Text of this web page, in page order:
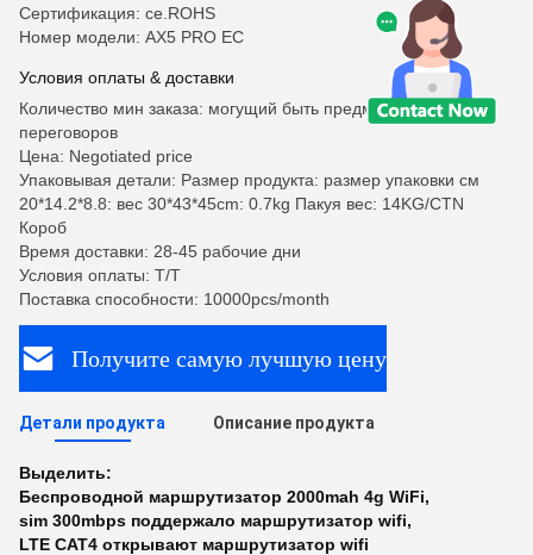
Сертификация: ce.ROHS
Номер модели: AX5 PRO ЕС
Условия оплаты & доставки
Количество мин заказа: могущий быть предметом
переговоров
Цена: Negotiated price
Упаковывая детали: Размер продукта: размер упаковки см
20*14.2*8.8: вес 30*43*45cm: 0.7kg Пакуя вес: 14KG/CTN
Короб
Время доставки: 28-45 рабочие дни
Условия оплаты: T/T
Поставка способности: 10000pcs/month
Получите самую лучшую цену
Детали продукта Описание продукта
Выделить:
Беспроводной маршрутизатор 2000mah 4g WiFi,
sim 300mbps поддержало маршрутизатор wifi,
LTE CAT4 открывают маршрутизатор wifi